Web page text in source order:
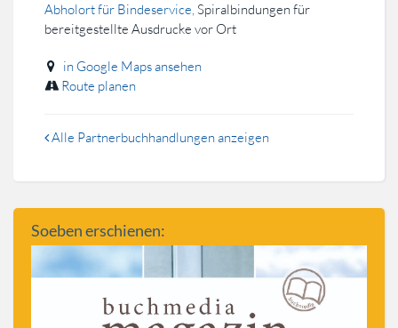
Abholort für Bindeservice, Spiralbindungen für
bereitgestellte Ausdrucke vor Ort
in Google Maps ansehen
Route planen
Alle Partnerbuchhandlungen anzeigen
Soeben erschienen: